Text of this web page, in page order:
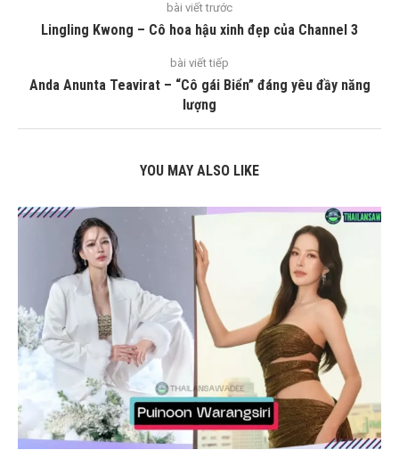
bài viết trước
Lingling Kwong – Cô hoa hậu xinh đẹp của Channel 3
bài viết tiếp
Anda Anunta Teavirat – “Cô gái Biển” đáng yêu đầy năng
lượng
YOU MAY ALSO LIKE